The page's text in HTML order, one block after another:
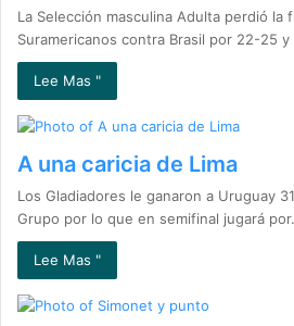
La Selección masculina Adulta perdió la
Suramericanos contra Brasil por 22-25
Lee Mas "
A una caricia de Lima
Los Gladiadores le ganaron a Uruguay
Grupo por lo que en semifinal jugará
Lee Mas "